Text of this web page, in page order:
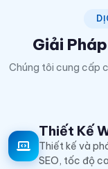
Giải
Chúng tôi cung cấp
Thiết Kế
Thiết kế và
SEO, tốc độ